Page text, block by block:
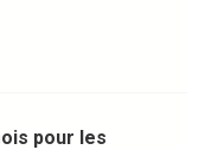
pour les